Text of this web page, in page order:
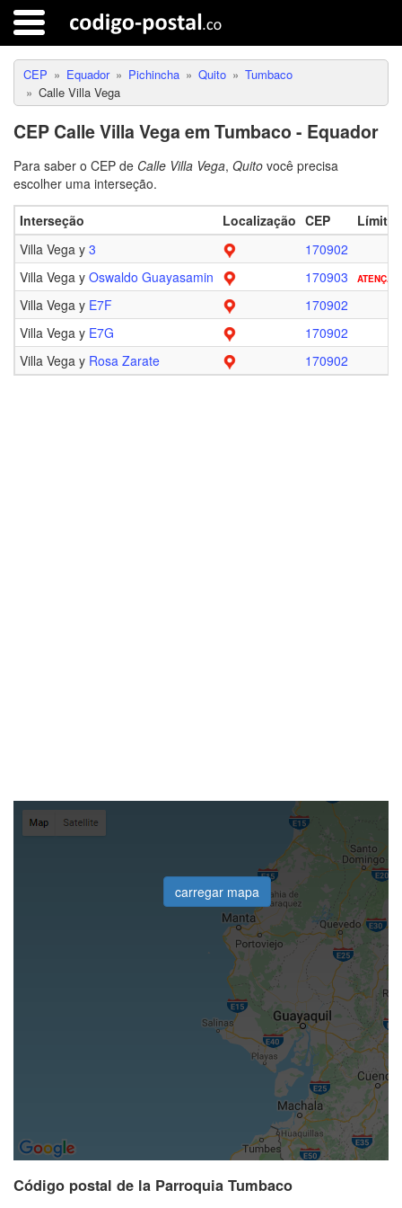
CEP Equador Pichincha Quito
Tumbaco
Calle Villa Vega
CEP Calle Villa Vega em Tumbaco - Equador
Para saber o CEP de Calle Villa Vega, Quito você precisa
escolher uma interseção.
Interseção Localização CEP
Límite
Villa Vega y 3
170902
Villa Vega y Oswaldo Guayasamin 170903 ATENÇÃO
Villa Vega y E7F
170902
Villa Vega y E7G
170902
Villa Vega y Rosa Zarate 170902
carregar mapa
Código postal de la Parroquia Tumbaco